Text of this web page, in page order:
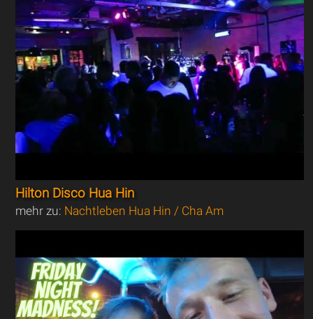
Hilton Disco Hua Hin
mehr zu: Nachtleben Hua Hin / Cha Am